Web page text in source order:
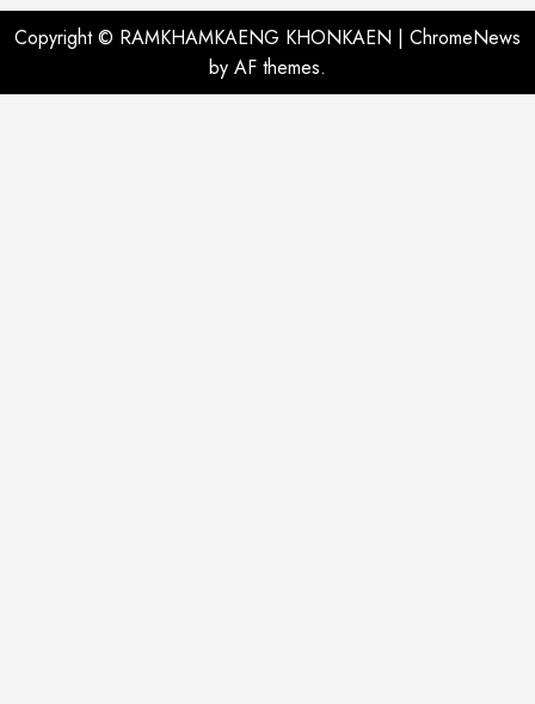
Copyright © RAMKHAMKAENG KHONKAEN | ChromeNews
by AF themes.